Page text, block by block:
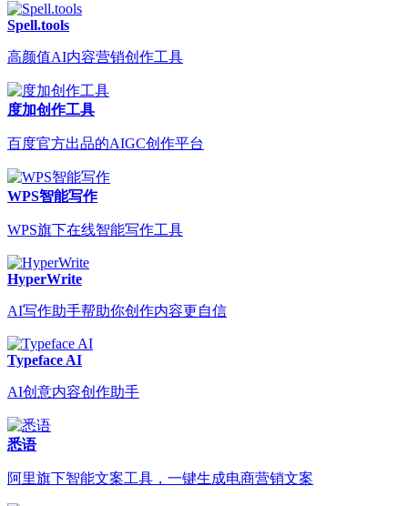
Spell.tools
高颜值AI内容营销创作工具
度加创作工具
百度官方出品的AIGC创作平台
WPS智能写作
WPS旗下在线智能写作工具
HyperWrite
AI写作助手帮助你创作内容更自信
Typeface AI
AI创意内容创作助手
悉语
阿里旗下智能文案工具，一键生成电商营销文案